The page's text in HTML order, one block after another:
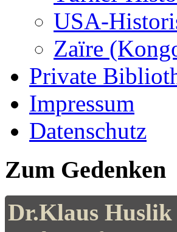
USA-
Zaïre
Private
Impressum
Datenschutz
Zum Gedenken
Dr.Klaus Huslik